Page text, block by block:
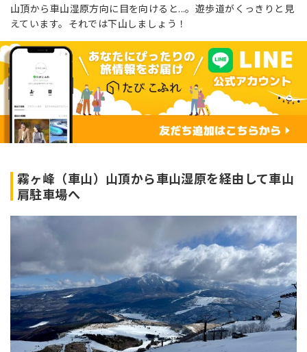
山頂から車山湿原方向に目を向けると...。遊歩道がくっきりと見
えています。それでは下山しましょう！
霧ヶ峰（車山）山頂から車山湿原を経由して車山
肩駐車場へ